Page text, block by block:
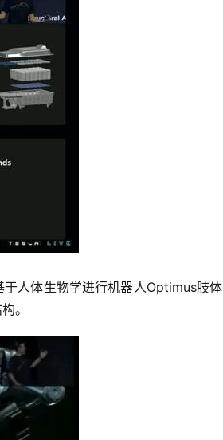
人体生物学进行机器人Optimus肢体
。